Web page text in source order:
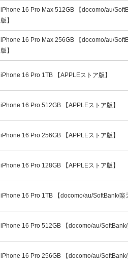
iPhone 16 Pro Max 512GB 【docomo/au/
版】
iPhone 16 Pro Max 256GB 【docomo/au/
版】
iPhone 16 Pro 1TB 【APPLEストア版】
iPhone 16 Pro 512GB 【APPLEストア版】
iPhone 16 Pro 256GB 【APPLEストア版】
iPhone 16 Pro 128GB 【APPLEストア版】
iPhone 16 Pro 1TB 【docomo/au/SoftBank/楽
iPhone 16 Pro 512GB 【docomo/au/SoftBank/
iPhone 16 Pro 256GB 【docomo/au/SoftBank/